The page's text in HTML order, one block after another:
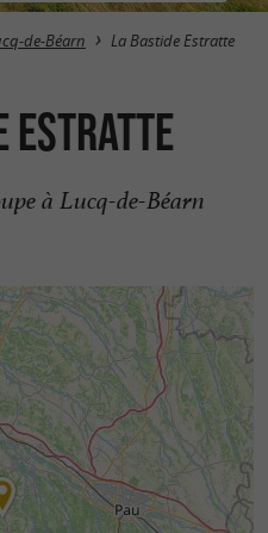
de-Béarn La Bastide Estratte
Estratte
à Lucq-de-Béarn